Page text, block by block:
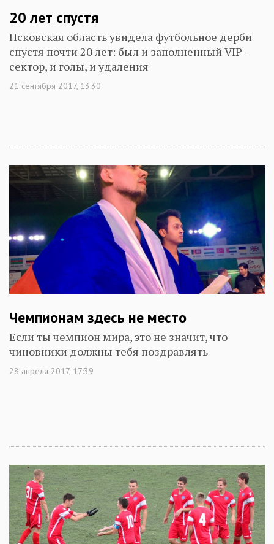
20 лет спустя
Псковская область увидела футбольное дерби
спустя почти 20 лет: был и заполненный VIP-
сектор, и голы, и удаления
21 сентября 2017, 13:30
Чемпионам здесь не место
Если ты чемпион мира, это не значит, что
чиновники должны тебя поздравлять
28 апреля 2017, 17:39